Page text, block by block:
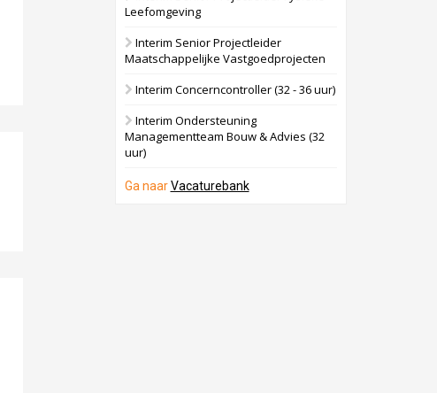
Leefomgeving
Interim Senior Projectleider
Maatschappelijke Vastgoedprojecten
Interim Concerncontroller (32 - 36 uur)
Interim Ondersteuning
Managementteam Bouw & Advies (32
uur)
Ga naarVacaturebank